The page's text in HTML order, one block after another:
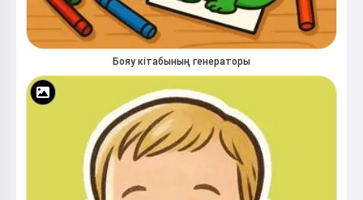
Бояу кітабының генераторы